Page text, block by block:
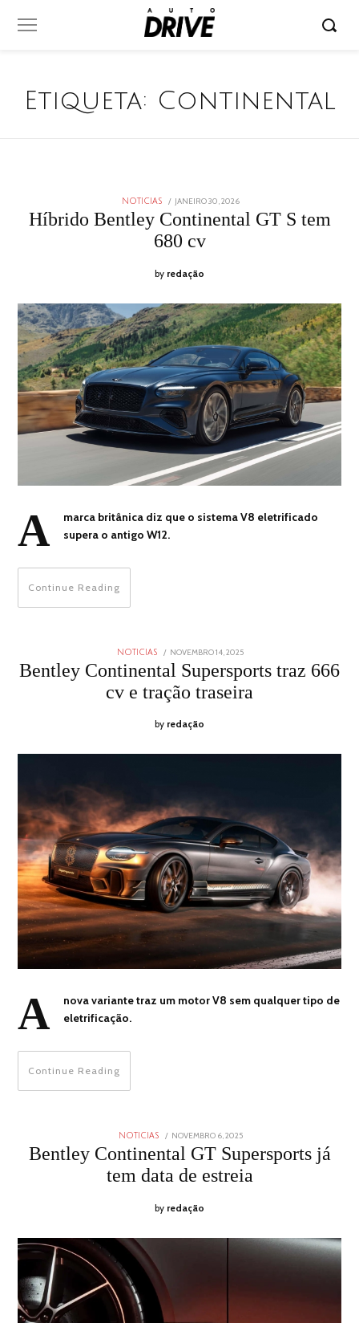
Etiqueta: Continental
NOTICIAS
POSTED
JANEIRO 30, 2026JANEIRO
29,
2026
Híbrido Bentley Continental GT S tem
680 cv
by redação
A
marca britânica diz que o sistema V8 eletrificado
supera o antigo W12.
Continue Reading
NOTICIAS
POSTED
ON
NOVEMBRO 14, 2025
2025
Bentley Continental Supersports traz 666
cv e tração traseira
by redação
A
nova variante traz um motor V8 sem qualquer tipo de
eletrificação.
Continue Reading
NOTICIAS
POSTED
ON
NOVEMBRO 6, 2025NOVEMBRO
2025
Bentley Continental GT Supersports já
tem data de estreia
by redação